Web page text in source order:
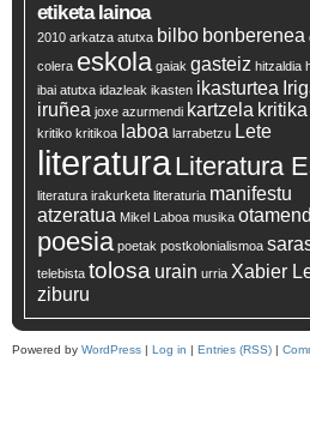
etiketa lainoa
2010 arkatza atutxa bilbo bonberenea
colera eskola gaiak gasteiz hitzaldia
ibai atutxa idazleak ikasten ikasturtea
iruñea joxe azurmendi kartzela kritika
kritiko kritikoa laboa larrabetzu Lete
literaturaLiteratura
literatura irakurketa literaturia manifestu
atzeratua Mikel Laboa musika
poesia poetak postkolonialismoa
telebista tolosa urain urria Xabier
ziburu
Powered by WordPress | Log in | Entries (RSS) |